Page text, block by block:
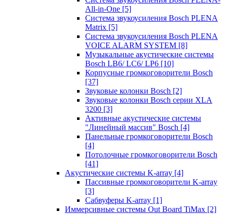
All-in-One [5]
Система звукоусиления Bosch PLENA
Matrix [5]
Система звукоусиления Bosch PLENA
VOICE ALARM SYSTEM [8]
Музыкальные акустические системы
Bosch LB6/ LC6/ LP6 [10]
Корпусные громкоговорители Bosch
[37]
Звуковые колонки Bosch [2]
Звуковые колонки Bosch серии XLA
3200 [3]
Активные акустические системы
"Линейный массив" Bosch [4]
Панельные громкоговорители Bosch
[4]
Потолочные громкоговорители Bosch
[41]
Акустические системы K-array [4]
Пассивные громкоговорители K-array
[3]
Сабвуферы K-array [1]
Иммерсивные системы Out Board TiMax [2]